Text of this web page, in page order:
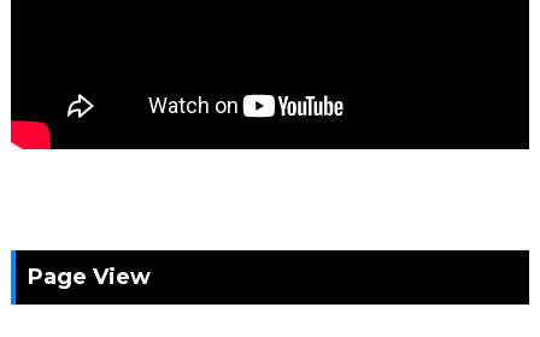
Page View